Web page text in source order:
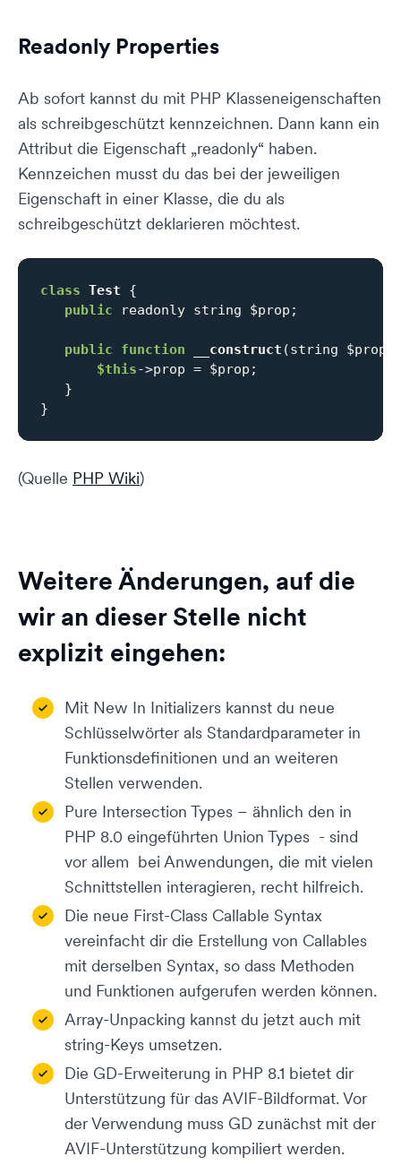
Readonly Properties
Ab sofort kannst du mit PHP Klasseneigenschaften
als schreibgeschützt kennzeichnen. Dann kann ein
Attribut die Eigenschaft „readonly“ haben.
Kennzeichen musst du das bei der jeweiligen
Eigenschaft in einer Klasse, die du als
schreibgeschützt deklarieren möchtest.
class Test
{
public readonly string $prop;
public function __construct (string $prop)
$this->prop = $prop;
   }
}
(Quelle PHP Wiki)
Weitere Änderungen, auf die
wir an dieser Stelle nicht
explizit eingehen:
Mit New In Initializers kannst du neue
Schlüsselwörter als Standardparameter in
Funktionsdefinitionen und an weiteren
Stellen verwenden.
Pure Intersection Types – ähnlich den in
PHP 8.0 eingeführten Union Types - sind
vor allem bei Anwendungen, die mit vielen
Schnittstellen interagieren, recht hilfreich.
Die neue First-Class Callable Syntax
vereinfacht dir die Erstellung von Callables
mit derselben Syntax, so dass Methoden
und Funktionen aufgerufen werden können.
Array-Unpacking kannst du jetzt auch mit
string-Keys umsetzen.
Die GD-Erweiterung in PHP 8.1 bietet dir
Unterstützung für das AVIF-Bildformat. Vor
der Verwendung muss GD zunächst mit der
AVIF-Unterstützung kompiliert werden.